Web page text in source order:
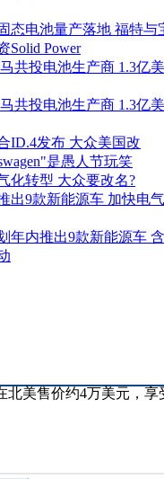
态电池量产落地 福特与
Solid Power
共投电池生产商 1.3亿
共投电池生产商 1.3亿
ID.4发布 大众美国改
是愚人节玩笑
化转型 大众要改名?
出9款新能源车 加快电
年内推出9款新能源车
美售价约4万美元，